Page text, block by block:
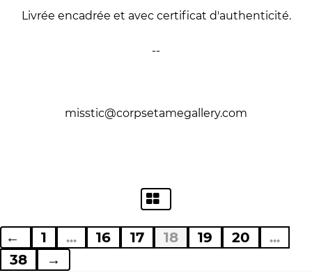
Livrée encadrée et avec certificat d'authenticité.
--
misstic@corpsetamegallery.com
← 1 ... 16 17 18 19 20
...
38
→